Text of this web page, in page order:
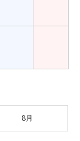
8月